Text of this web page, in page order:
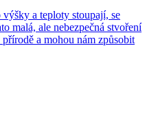
a teploty stoupají, se
malá, ale nebezpečná stvoření
a mohou nám způsobit